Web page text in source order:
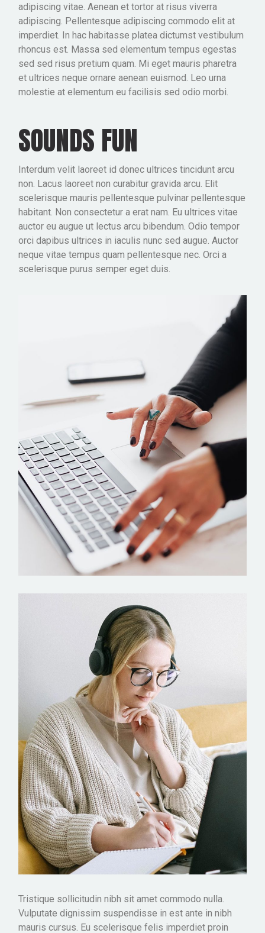
adipiscing vitae. Aenean et tortor at risus viverra
adipiscing. Pellentesque adipiscing commodo elit at
imperdiet. In hac habitasse platea dictumst vestibulum
rhoncus est. Massa sed elementum tempus egestas
sed sed risus pretium quam. Mi eget mauris pharetra
et ultrices neque ornare aenean euismod. Leo urna
molestie at elementum eu facilisis sed odio morbi.
SOUNDS FUN
Interdum velit laoreet id donec ultrices tincidunt arcu
non. Lacus laoreet non curabitur gravida arcu. Elit
scelerisque mauris pellentesque pulvinar pellentesque
habitant. Non consectetur a erat nam. Eu ultrices vitae
auctor eu augue ut lectus arcu bibendum. Odio tempor
orci dapibus ultrices in iaculis nunc sed augue. Auctor
neque vitae tempus quam pellentesque nec. Orci a
scelerisque purus semper eget duis.
Tristique sollicitudin nibh sit amet commodo nulla.
Vulputate dignissim suspendisse in est ante in nibh
mauris cursus. Eu scelerisque felis imperdiet proin